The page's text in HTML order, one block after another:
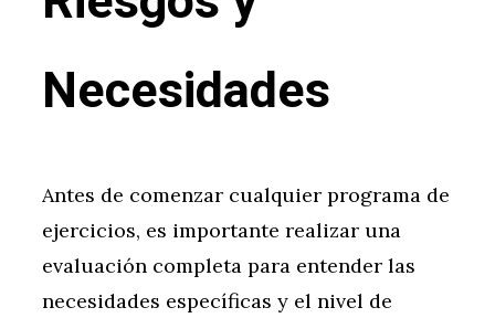
Necesidades
Antes de comenzar cualquier programa de
ejercicios, es importante realizar una
evaluación completa para entender las
necesidades específicas y el nivel de